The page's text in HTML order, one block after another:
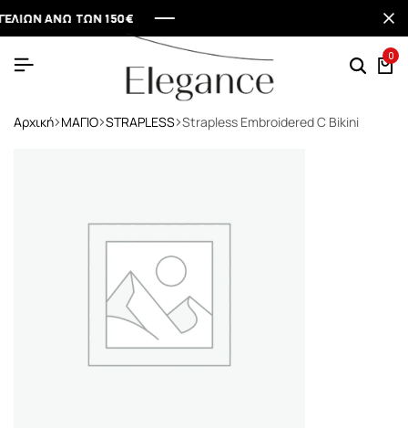
ΑΝΩ ΤΩΝ 150€
ΑΝΩ ΤΩΝ 150€
ΑΝΩ ΤΩΝ 150€
ΑΝΩ ΤΩΝ 150€
0
Αρχική ΜΑΓΙΟ STRAPLESS Strapless Embroidered C Bikini